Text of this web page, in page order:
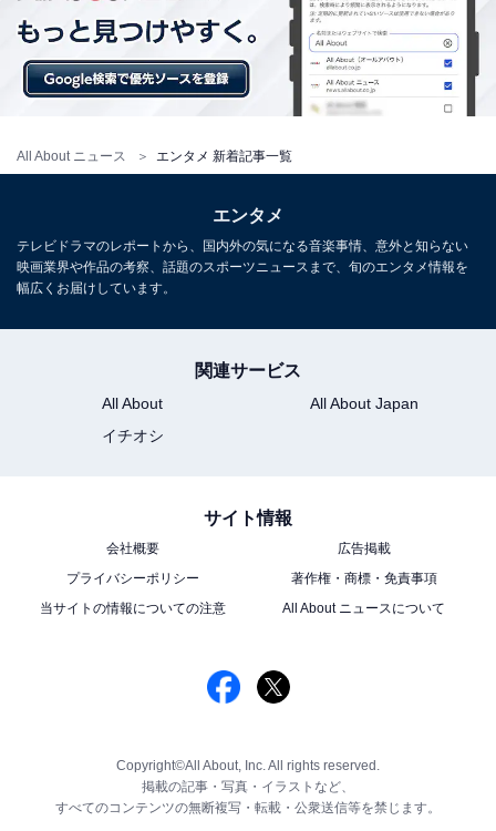
All About ニュース エンタメ 新着記事一覧
エンタメ
テレビドラマのレポートから、国内外の気になる音楽事情、意外と知らない
映画業界や作品の考察、話題のスポーツニュースまで、旬のエンタメ情報を
幅広くお届けしています。
関連サービス
All About
All About Japan
イチオシ
サイト情報
会社概要
広告掲載
プライバシーポリシー
著作権・商標・免責事項
当サイトの情報についての注意
All About ニュースについて
Copyright©All About, Inc. All rights reserved.
掲載の記事・写真・イラストなど、
すべてのコンテンツの無断複写・転載・公衆送信等を禁じます。